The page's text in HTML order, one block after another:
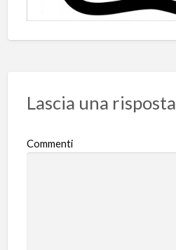
Lascia una risposta
Commenti